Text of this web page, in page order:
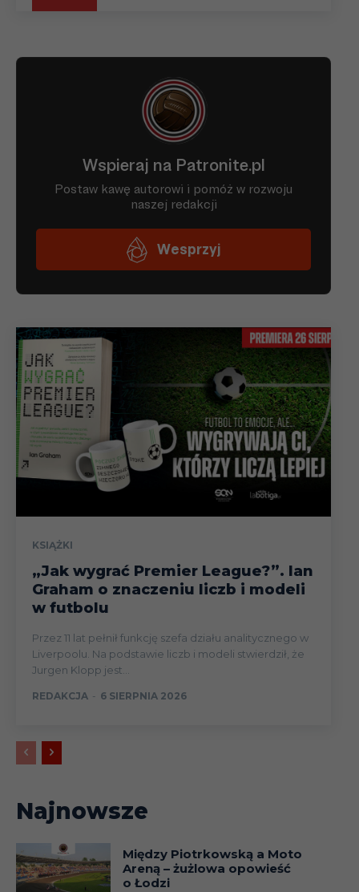
KSIĄŻKI
„Jak wygrać Premier League?”. Ian
Graham o znaczeniu liczb i modeli
w futbolu
Przez 11 lat pełnił funkcję szefa działu analitycznego w
Liverpoolu. Na podstawie liczb i modeli stwierdził, że
Jurgen Klopp jest...
REDAKCJA - 6 SIERPNIA 2026
Najnowsze
Między Piotrkowską a Moto
Areną – żużlowa opowieść
o Łodzi